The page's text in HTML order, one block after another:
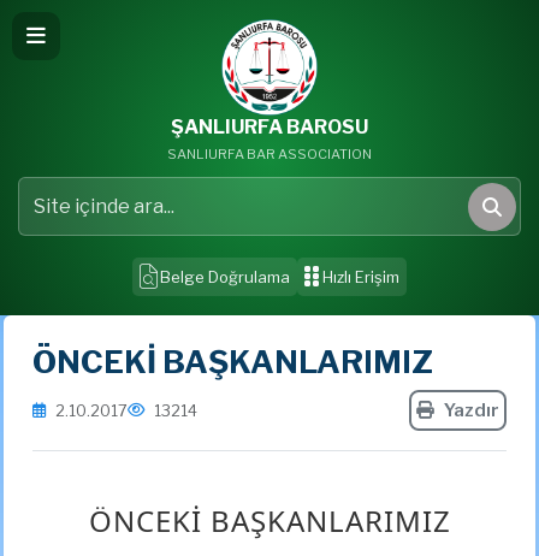
ŞANLIURFA BAROSU
SANLIURFA BAR ASSOCIATION
Site içinde ara
Ara
Belge Doğrulama Hızlı Erişim
ÖNCEKİ BAŞKANLARIMIZ
2.10.2017 13214 Yazdır
ÖNCEKİ BAŞKANLARIMIZ